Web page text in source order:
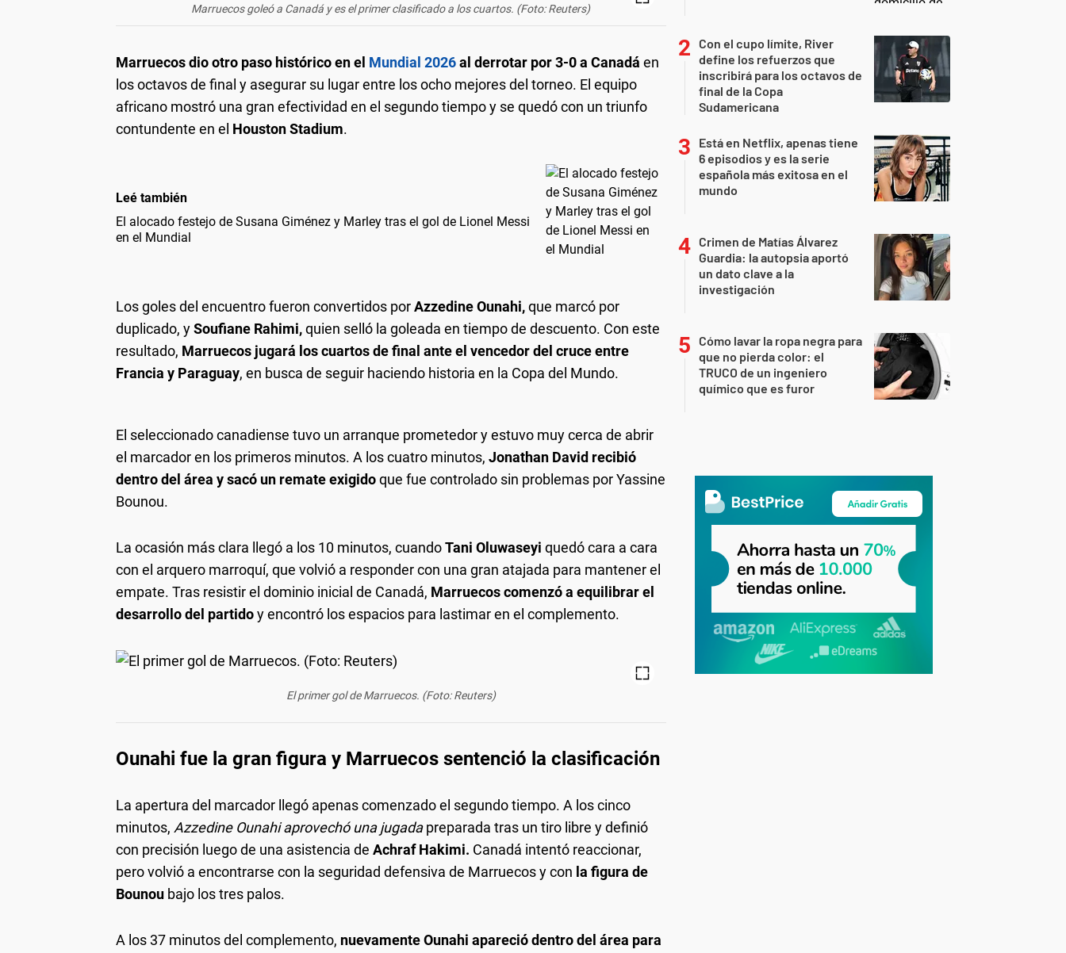
Marruecos goleó a Canadá y es el primer clasificado a los cuartos. (Foto: Reuters)
Marruecos dio otro paso histórico en el Mundial 2026al derrotar por 3-0 a Canadá en
los octavos de final y asegurar su lugar entre los ocho mejores del torneo. El equipo
africano mostró una gran efectividad en el segundo tiempo y se quedó con un triunfo
contundente en el Houston Stadium.
Leé también
El alocado festejo de Susana Giménez y Marley tras el gol de Lionel Messi
en el Mundial
Los goles del encuentro fueron convertidos porAzzedine Ounahi,que marcó por
duplicado, ySoufiane Rahimi,quien selló la goleada en tiempo de descuento. Con este
resultado, Marruecos jugará los cuartos de final ante el vencedor del cruce entre
Francia y Paraguay, en busca de seguir haciendo historia en la Copa del Mundo.
El seleccionado canadiense tuvo un arranque prometedor y estuvo muy cerca de abrir
el marcador en los primeros minutos. A los cuatro minutos, Jonathan David recibió
dentro del área y sacó un remate exigidoque fue controlado sin problemas por Yassine
Bounou.
La ocasión más clara llegó a los 10 minutos, cuandoTani Oluwaseyi quedó cara a cara
con el arquero marroquí, que volvió a responder con una gran atajada para mantener el
empate. Tras resistir el dominio inicial de Canadá, Marruecos comenzó a equilibrar el
desarrollo del partidoy encontró los espacios para lastimar en el complemento.
El primer gol de Marruecos. (Foto: Reuters)
Ounahi fue la gran figura y Marruecos sentenció la clasificación
La apertura del marcador llegó apenas comenzado el segundo tiempo. A los cinco
minutos, Azzedine Ounahi aprovechó una jugadapreparada tras un tiro libre y definió
con precisión luego de una asistencia de Achraf Hakimi. Canadá intentó reaccionar,
pero volvió a encontrarse con la seguridad defensiva de Marruecos y con la figura de
Bounou bajo los tres palos.
A los 37 minutos del complemento, nuevamente Ounahi apareció dentro del área para
Con el cupo límite, River
define los refuerzos que
inscribirá para los octavos de
final de la Copa
Sudamericana
Está en Netflix, apenas tiene
6 episodios y es la serie
española más exitosa en el
mundo
Crimen de Matías Álvarez
Guardia: la autopsia aportó
un dato clave a la
investigación
Cómo lavar la ropa negra para
que no pierda color: el
TRUCO de un ingeniero
químico que es furor